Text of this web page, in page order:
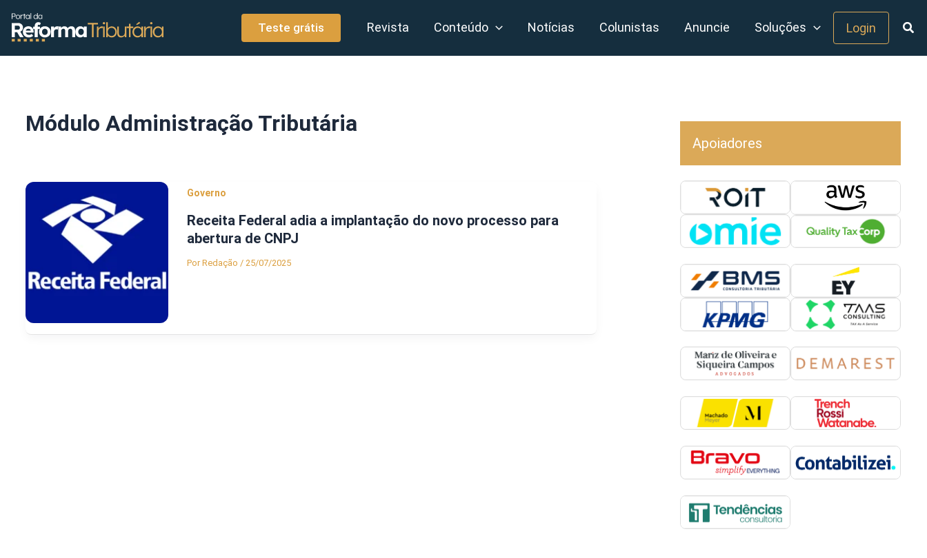
conteúdo
Teste grátis Revista Conteúdo Notícias Colunistas Anuncie Soluções Login
Módulo Administração Tributária
Governo
Receita Federal adia a implantação do novo processo para
abertura de CNPJ
PorRedação / 25/07/2025
Apoiadores